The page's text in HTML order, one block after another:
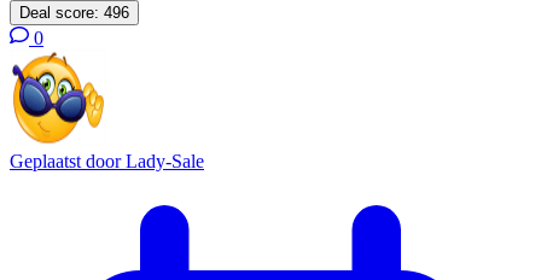
Deal score: 496
0
Geplaatst doorLady-Sale